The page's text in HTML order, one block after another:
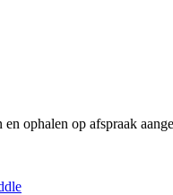
ophalen op afspraak